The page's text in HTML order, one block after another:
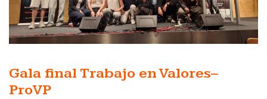
Gala final Trabajo en Valores–
ProVP